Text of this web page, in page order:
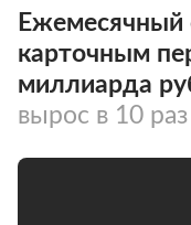
Ежемесячный
карточным
миллиарда
вырос в 10